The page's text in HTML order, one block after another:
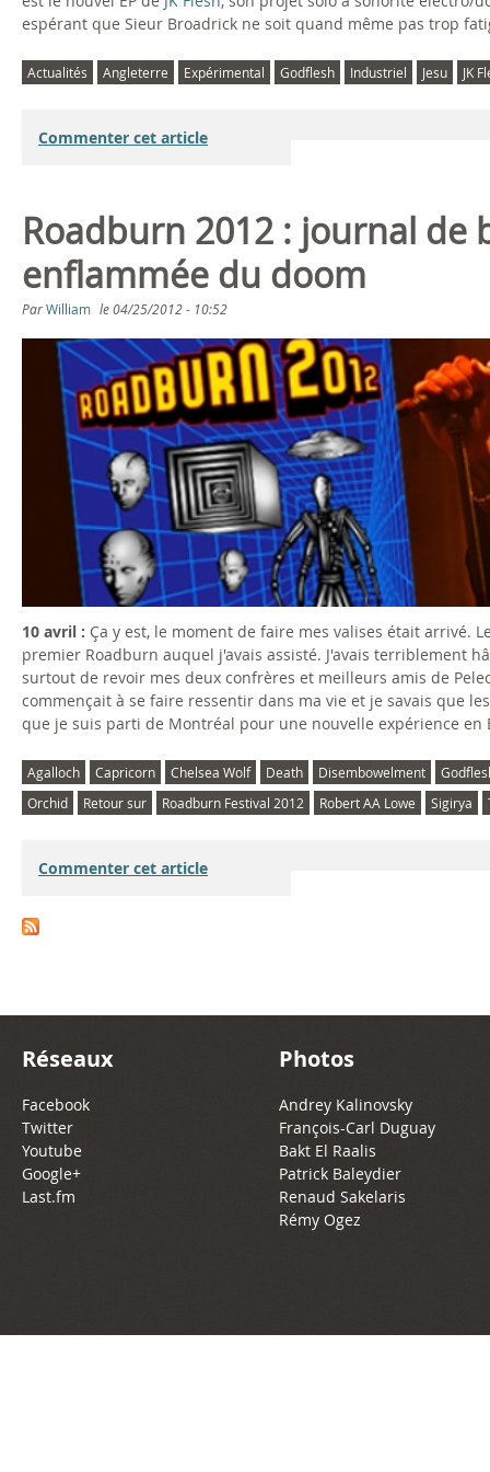
espérant que Sieur Broadrick ne soit quand même pas trop
Actualités Angleterre Expérimental Godflesh Industriel Jesu JK
Commenter cet article
Roadburn 2012 : journal de
enflammée du doom
ParWilliam le04/25/2012 - 10:52
10 avril : Ça y est, le moment de faire mes valises était arrivé.
premier Roadburn auquel j'avais assisté. J'avais terriblement
surtout de revoir mes deux confrères et meilleurs amis de
commençait à se faire ressentir dans ma vie et je savais que
que je suis parti de Montréal pour une nouvelle expérience en
Agalloch Capricorn Chelsea Wolf Death Disembowelment
Orchid
Retour sur Roadburn Festival 2012 Robert AA Lowe Sigirya
Commenter cet article
Réseaux
Facebook
Twitter
Youtube
Google+
Last.fm
Photos
Andrey Kalinovsky
François-Carl Duguay
Bakt El Raalis
Patrick Baleydier
Renaud Sakelaris
Rémy Ogez